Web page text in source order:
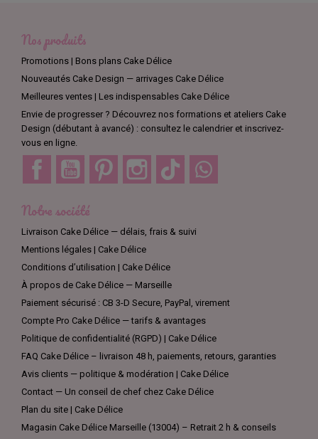
Nos produits
Promotions | Bons plans Cake Délice
Nouveautés Cake Design — arrivages Cake Délice
Meilleures ventes | Les indispensables Cake Délice
Envie de progresser ? Découvrez nos formations et ateliers Cake
Design (débutant à avancé) : consultez le calendrier et inscrivez-
vous en ligne.
Facebook YouTube Pinterest Instagram TikTok
Notre société
Livraison Cake Délice — délais, frais & suivi
Mentions légales | Cake Délice
Conditions d’utilisation | Cake Délice
À propos de Cake Délice — Marseille
Paiement sécurisé : CB 3-D Secure, PayPal, virement
Compte Pro Cake Délice — tarifs & avantages
Politique de confidentialité (RGPD) | Cake Délice
FAQ Cake Délice – livraison 48 h, paiements, retours, garanties
Avis clients — politique & modération | Cake Délice
Contact — Un conseil de chef chez Cake Délice
Plan du site | Cake Délice
Magasin Cake Délice Marseille (13004) – Retrait 2 h & conseils